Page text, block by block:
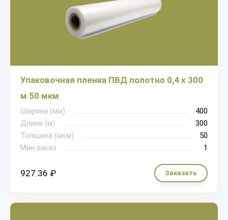
Упаковочная пленка ПВД полотно 0,4 х 300
м 50 мкм
Ширина (мм)
400
Длина (м)
300
Толщина (мкм)
50
Мин.заказ
1
927.36 ₽ Заказать